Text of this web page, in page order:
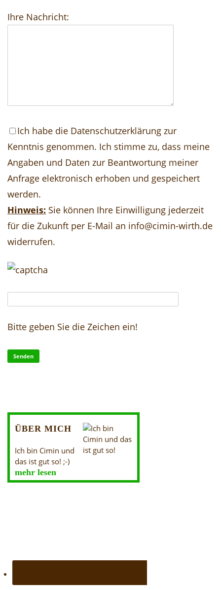
Ihre Nachricht:
Ich habe die Datenschutzerklärung zur
Kenntnis genommen. Ich stimme zu, dass meine
Angaben und Daten zur Beantwortung meiner
Anfrage elektronisch erhoben und gespeichert
werden.
Hinweis: Sie können Ihre Einwilligung jederzeit
für die Zukunft per E-Mail an info@cimin-wirth.de
widerrufen.
Bitte geben Sie die Zeichen ein!
ÜBER MICH
Ich bin Cimin und
das ist gut so! ;-)
mehr lesen